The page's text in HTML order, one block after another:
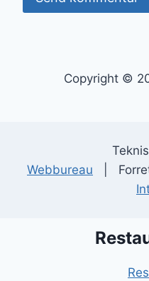
Copyright ©
Webbureau |